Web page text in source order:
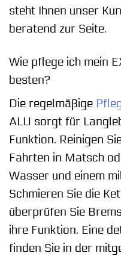
steht Ihnen unser
beratend zur Seite.
Wie pflege ich mein
besten?
Die regelmäßige
ALU sorgt für
Funktion. Reinigen
Fahrten in Matsch
Wasser und einem
Schmieren Sie die
überprüfen Sie
ihre Funktion. Eine
finden Sie in der